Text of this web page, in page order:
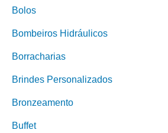
Bolos
Bombeiros Hidráulicos
Borracharias
Brindes Personalizados
Bronzeamento
Buffet